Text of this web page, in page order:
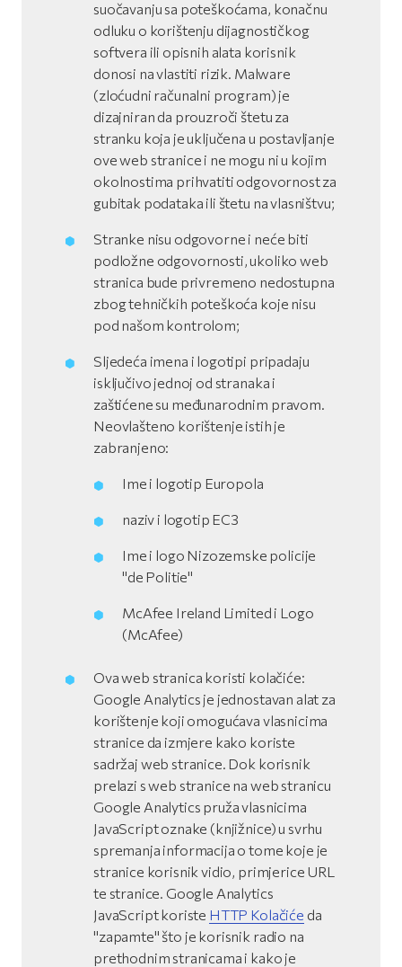
suočavanju sa poteškoćama, konačnu
odluku o korištenju dijagnostičkog
softvera ili opisnih alata korisnik
donosi na vlastiti rizik. Malware
(zloćudni računalni program) je
dizajniran da prouzroči štetu za
stranku koja je uključena u postavljanje
ove web stranice i ne mogu ni u kojim
okolnostima prihvatiti odgovornost za
gubitak podataka ili štetu na vlasništvu;
Stranke nisu odgovorne i neće biti
podložne odgovornosti, ukoliko web
stranica bude privremeno nedostupna
zbog tehničkih poteškoća koje nisu
pod našom kontrolom;
Sljedeća imena i logotipi pripadaju
isključivo jednoj od stranaka i
zaštićene su međunarodnim pravom.
Neovlašteno korištenje istih je
zabranjeno:
Ime i logotip Europola
naziv i logotip EC3
Ime i logo Nizozemske policije
"de Politie"
McAfee Ireland Limited i Logo
(McAfee)
Ova web stranica koristi kolačiće:
Google Analytics je jednostavan alat za
korištenje koji omogućava vlasnicima
stranice da izmjere kako koriste
sadržaj web stranice. Dok korisnik
prelazi s web stranice na web stranicu
Google Analytics pruža vlasnicima
JavaScript oznake (knjižnice) u svrhu
spremanja informacija o tome koje je
stranice korisnik vidio, primjerice URL
te stranice. Google Analytics
JavaScript koriste HTTP Kolačiće da
"zapamte" što je korisnik radio na
prethodnim stranicama i kako je